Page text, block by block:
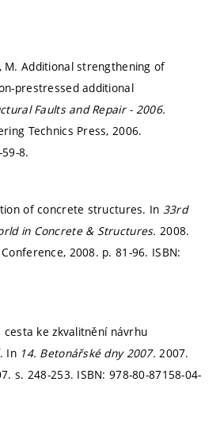
M. Additional strengthening of
prestressed additional
Faults and Repair - 2006.
Technics Press, 2006.
8.
of concrete structures. In 33rd
in Concrete & Structures. 2008.
2008. p. 81-96. ISBN:
cesta ke zkvalitnění návrhu
In 14. Betonářské dny 2007. 2007.
s. 248-253. ISBN: 978-80-87158-04-